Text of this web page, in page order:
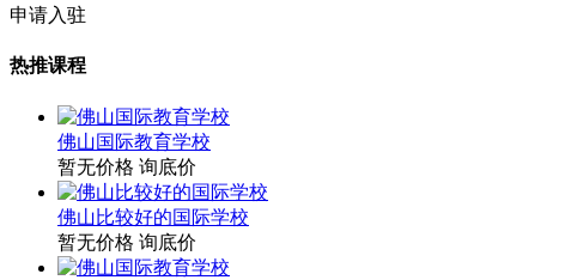
申请入驻
热推课程
佛山国际教育学校
暂无价格 询底价
佛山比较好的国际学校
暂无价格 询底价